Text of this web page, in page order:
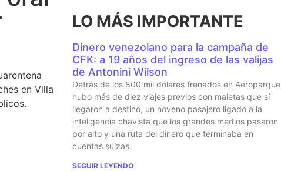
en Villa
LO MÁS IMPORTANTE
Dinero venezolano para la campaña de
CFK: a 19 años del ingreso de las valijas
de Antonini Wilson
Detrás de los 800 mil dólares frenados en Aeroparque
hubo más de diez viajes previos con maletas que sí
llegaron a destino, un noveno pasajero ligado a la
inteligencia chavista que los grandes medios pasaron
por alto y una ruta del dinero que terminaba en
cuentas suizas.
SEGUIR LEYENDO